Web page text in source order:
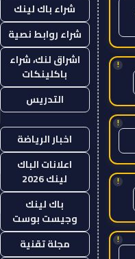
!
!
!
!
شراء باك لينك
شراء روابط نصية
اشراق لنك، شراء
باكلينكات
التدريس
اخبار الرياضة
اعلانات الباك
لينك 2026
باك لينك
وجيست بوست
مجلة تقنية